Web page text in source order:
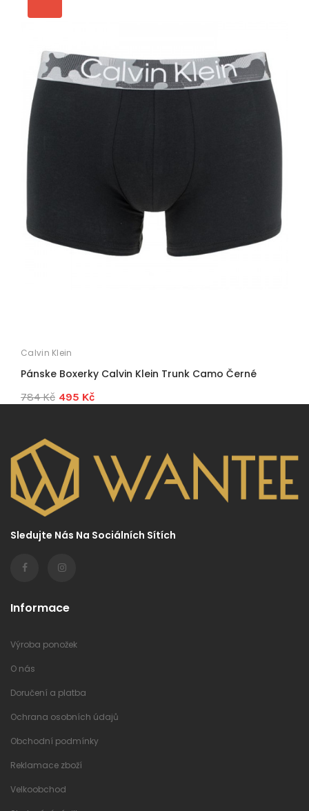
Calvin Klein
Pánske Boxerky Calvin Klein Trunk Camo Černé
784 Kč 495 Kč
Sledujte Nás Na Sociálních Sítích
Informace
Výroba ponožek
O nás
Doručení a platba
Ochrana osobních údajů
Obchodní podmínky
Reklamace zboží
Velkoobchod